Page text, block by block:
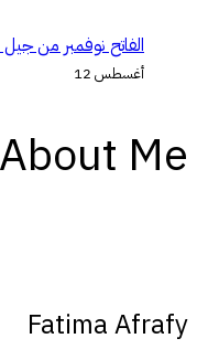
الفاتح نوفمبر من جيل
أغسطس 12
About Me
Fatima Afrafy